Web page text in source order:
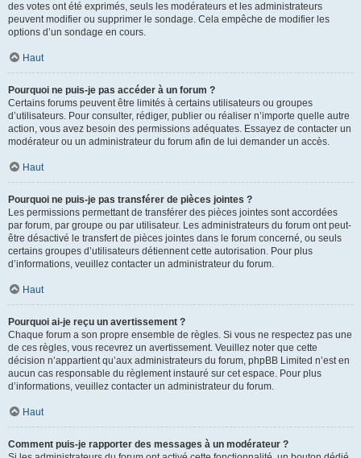
des votes ont été exprimés, seuls les modérateurs et les administrateurs
peuvent modifier ou supprimer le sondage. Cela empêche de modifier les
options d’un sondage en cours.
Haut
Pourquoi ne puis-je pas accéder à un forum ?
Certains forums peuvent être limités à certains utilisateurs ou groupes
d’utilisateurs. Pour consulter, rédiger, publier ou réaliser n’importe quelle autre
action, vous avez besoin des permissions adéquates. Essayez de contacter un
modérateur ou un administrateur du forum afin de lui demander un accès.
Haut
Pourquoi ne puis-je pas transférer de pièces jointes ?
Les permissions permettant de transférer des pièces jointes sont accordées
par forum, par groupe ou par utilisateur. Les administrateurs du forum ont peut-
être désactivé le transfert de pièces jointes dans le forum concerné, ou seuls
certains groupes d’utilisateurs détiennent cette autorisation. Pour plus
d’informations, veuillez contacter un administrateur du forum.
Haut
Pourquoi ai-je reçu un avertissement ?
Chaque forum a son propre ensemble de règles. Si vous ne respectez pas une
de ces règles, vous recevrez un avertissement. Veuillez noter que cette
décision n’appartient qu’aux administrateurs du forum, phpBB Limited n’est en
aucun cas responsable du règlement instauré sur cet espace. Pour plus
d’informations, veuillez contacter un administrateur du forum.
Haut
Comment puis-je rapporter des messages à un modérateur ?